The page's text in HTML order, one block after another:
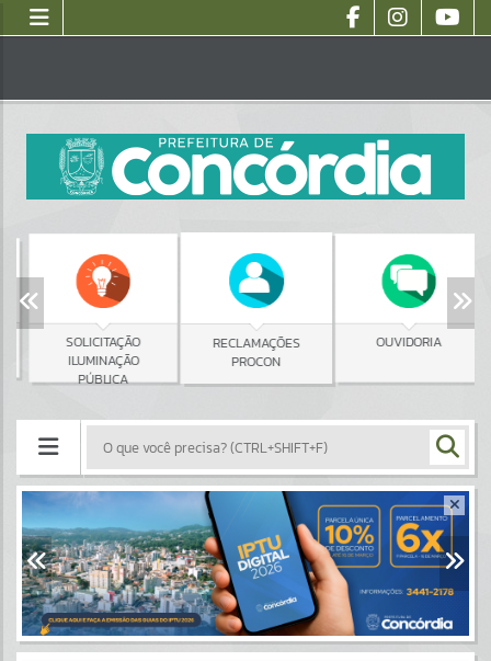
SOLICITAÇÃO
ILUMINAÇÃO
PÚBLICA
RECLAMAÇÕES
PROCON
OUVIDORIA
Portais
Por favor, aguarde...